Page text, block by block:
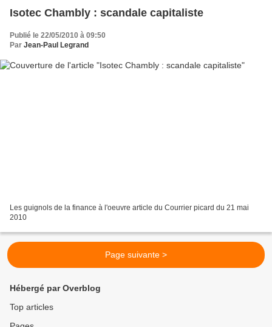
Isotec Chambly : scandale capitaliste
Publié le 22/05/2010 à 09:50
Par Jean-Paul Legrand
Les guignols de la finance à l'oeuvre article du Courrier picard du 21 mai
2010
Page suivante >
Hébergé par Overblog
Top articles